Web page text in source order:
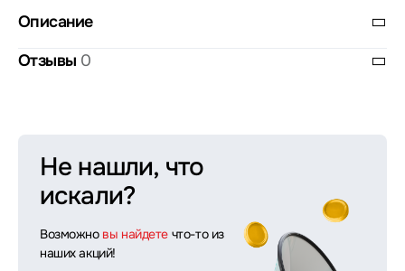
Описание
Отзывы 0
Не нашли, что
искали?
Возможно вы найдете что-то из
наших акций!